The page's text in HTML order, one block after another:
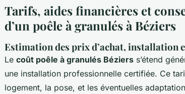
Tarifs, aides financières et
d’un poêle à granulés à Béziers
Estimation des prix d’achat, installation
Le coût poêle à granulés Béziers s’étend
une installation professionnelle certifiée. Ce
logement, la pose, et les éventuelles